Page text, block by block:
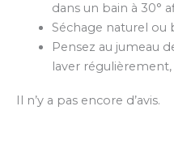
dans un bain à 30°
Séchage naturel ou
Pensez au jumeau
laver régulièrement,
Il n’y a pas encore d’avis.